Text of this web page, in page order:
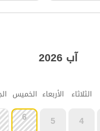
آب 2026
الثلاثاء الأربعاء الخميس
4
5
6